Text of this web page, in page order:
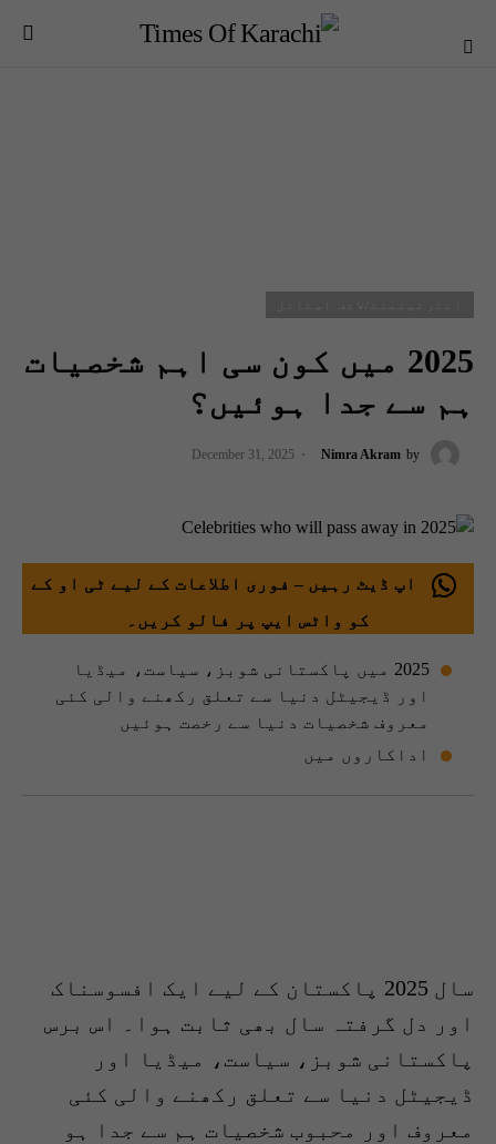
2025 میں کون سی اہم شخصیات
ہم سے جدا ہوئیں؟
by
Nimra Akram
December 31, 2025
اپ ڈیٹ رہیں – فوری اطلاعات کے لیے ٹی او کے
کو واٹس ایپ پر فالو کریں۔
2025 میں پاکستانی شوبز، سیاست، میڈیا
اور ڈیجیٹل دنیا سے تعلق رکھنے والی کئی
معروف شخصیات دنیا سے رخصت ہوئیں
اداکاروں میں
سال 2025 پاکستان کے لیے ایک افسوسناک
اور دل گرفتہ سال بھی ثابت ہوا۔ اس برس
پاکستانی شوبز، سیاست، میڈیا اور
ڈیجیٹل دنیا سے تعلق رکھنے والی کئی
معروف اور محبوب شخصیات ہم سے جدا ہو